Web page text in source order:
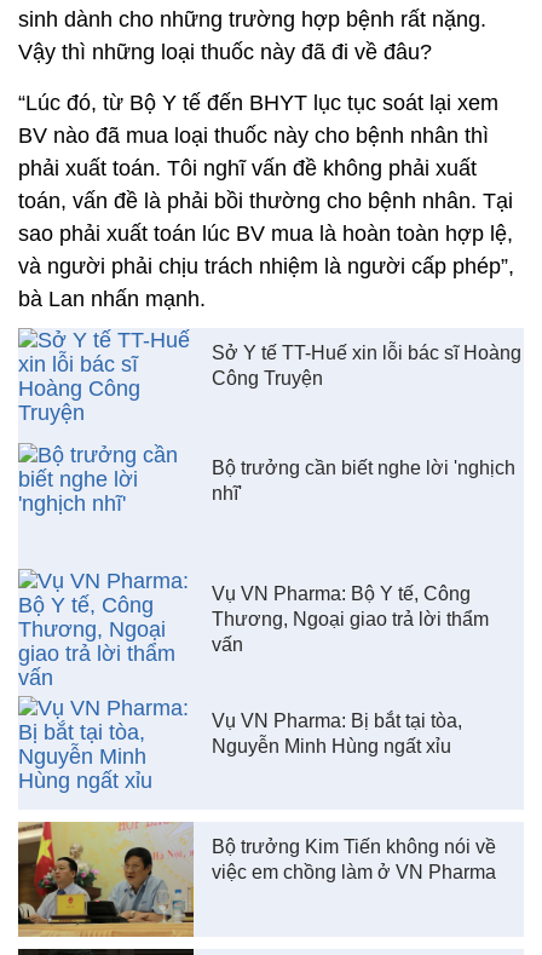
sinh dành cho những trường hợp bệnh rất nặng.
Vậy thì những loại thuốc này đã đi về đâu?
“Lúc đó, từ Bộ Y tế đến BHYT lục tục soát lại xem
BV nào đã mua loại thuốc này cho bệnh nhân thì
phải xuất toán. Tôi nghĩ vấn đề không phải xuất
toán, vấn đề là phải bồi thường cho bệnh nhân. Tại
sao phải xuất toán lúc BV mua là hoàn toàn hợp lệ,
và người phải chịu trách nhiệm là người cấp phép”,
bà Lan nhấn mạnh.
Sở Y tế TT-Huế xin lỗi bác sĩ Hoàng
Công Truyện
Bộ trưởng cần biết nghe lời 'nghịch
nhĩ'
Vụ VN Pharma: Bộ Y tế, Công
Thương, Ngoại giao trả lời thẩm
vấn
Vụ VN Pharma: Bị bắt tại tòa,
Nguyễn Minh Hùng ngất xỉu
Bộ trưởng Kim Tiến không nói về
việc em chồng làm ở VN Pharma